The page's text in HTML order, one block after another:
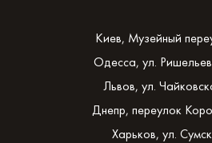
Киев, Музейный
Одесса, ул.
Львов, ул.
Днепр, переулок
Харьков, ул.